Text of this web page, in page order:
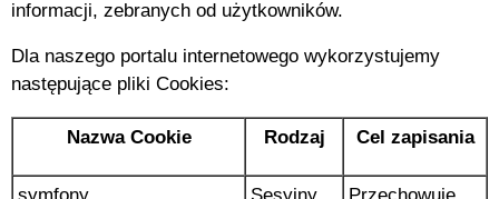
informacji, zebranych od użytkowników.
Dla naszego portalu internetowego wykorzystujemy
następujące pliki Cookies:
Nazwa Cookie Rodzaj Cel zapisania